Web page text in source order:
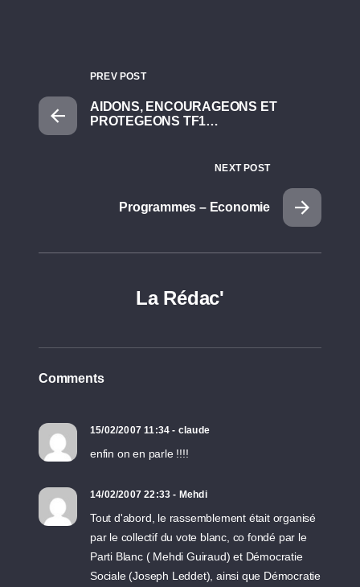
PREV POST
AIDONS, ENCOURAGEONS ET
PROTEGEONS TF1…
NEXT POST
Programmes – Economie
La Rédac'
Comments
15/02/2007 11:34 - claude
enfin on en parle !!!!
14/02/2007 22:33 - Mehdi
Tout d'abord, le rassemblement était organisé
par le collectif du vote blanc, co fondé par le
Parti Blanc ( Mehdi Guiraud) et Démocratie
Sociale (Joseph Leddet), ainsi que Démocratie